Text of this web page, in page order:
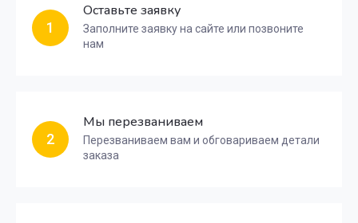
1
Оставьте заявку
Заполните заявку на сайте или позвоните
нам
2
Мы перезваниваем
Перезваниваем вам и обговариваем детали
заказа